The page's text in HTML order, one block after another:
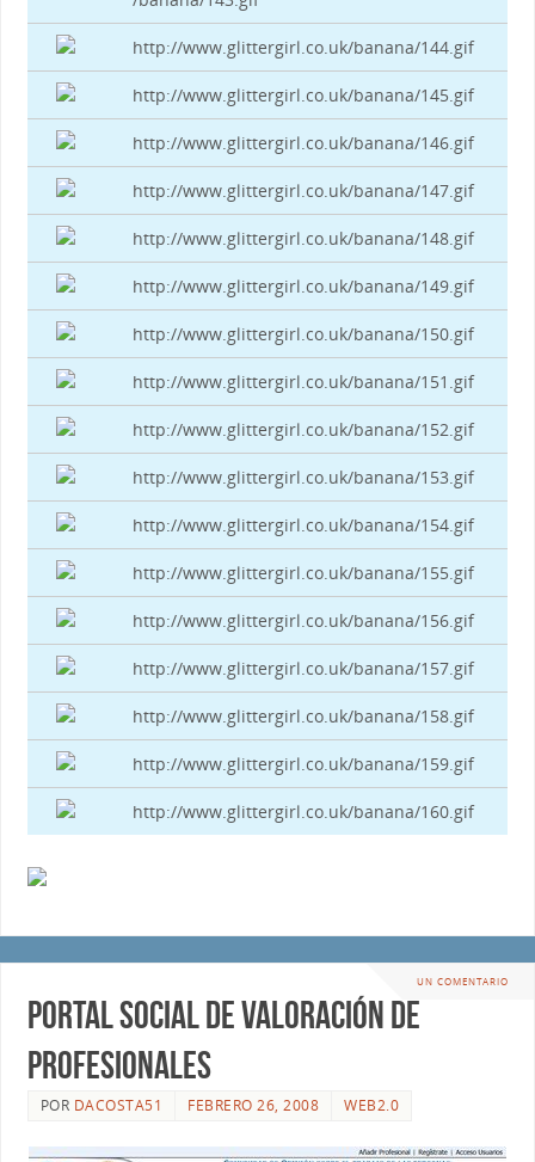
http://www.glittergirl.co.uk/banana/144.gif
http://www.glittergirl.co.uk/banana/145.gif
http://www.glittergirl.co.uk/banana/146.gif
http://www.glittergirl.co.uk/banana/147.gif
http://www.glittergirl.co.uk/banana/148.gif
http://www.glittergirl.co.uk/banana/149.gif
http://www.glittergirl.co.uk/banana/150.gif
http://www.glittergirl.co.uk/banana/151.gif
http://www.glittergirl.co.uk/banana/152.gif
http://www.glittergirl.co.uk/banana/153.gif
http://www.glittergirl.co.uk/banana/154.gif
http://www.glittergirl.co.uk/banana/155.gif
http://www.glittergirl.co.uk/banana/156.gif
http://www.glittergirl.co.uk/banana/157.gif
http://www.glittergirl.co.uk/banana/158.gif
http://www.glittergirl.co.uk/banana/159.gif
http://www.glittergirl.co.uk/banana/160.gif
UN COMENTARIO
Portal Social de Valoración de
Profesionales
POR DACOSTA51 FEBRERO 26, 2008 WEB2.0